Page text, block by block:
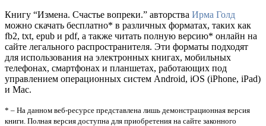
Книгу “Измена. Счастье вопреки.” авторства Ирма Голд
можно скачать бесплатно* в различных форматах, таких как
fb2, txt, epub и pdf, а также читать полную версию* онлайн на
сайте легального распространителя. Эти форматы подходят
для использования на электронных книгах, мобильных
телефонах, смартфонах и планшетах, работающих под
управлением операционных систем Android, iOS (iPhone, iPad)
и Mac.
* – На данном веб-ресурсе представлена лишь демонстрационная версия
книги. Полная версия доступна для приобретения на сайте законного